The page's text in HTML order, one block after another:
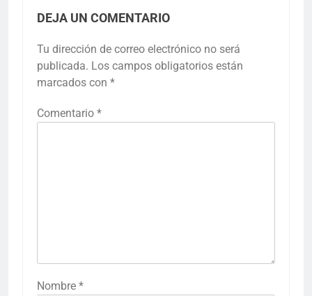
DEJA UN COMENTARIO
Tu dirección de correo electrónico no será
publicada. Los campos obligatorios están
marcados con *
Comentario *
Nombre *